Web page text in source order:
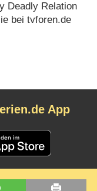
Deadly Relation
bei tvforen.de
App